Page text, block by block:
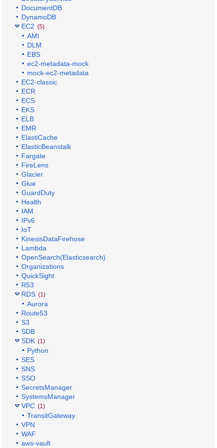
DocumentDB
DynamoDB
EC2 (5)
AMI
DLM
EBS
ec2-metadata-mock
mock-ec2-metadata
EC2-classic
ECR
ECS
EKS
ELB
EMR
ElastiCache
ElasticBeanstalk
Fargate
FireLens
Glacier
Glue
GuardDuty
Health
IAM
IPv6
IoT
KinesisDataFirehose
Lambda
OpenSearch(Elasticsearch)
Organizations
QuickSight
R53
RDS (1)
Aurora
Route53
S3
SDB
SDK (1)
Python
SES
SNS
SSO
SecretsManager
SystemsManager
VPC (1)
TransitGateway
VPN
WAF
aws-vault